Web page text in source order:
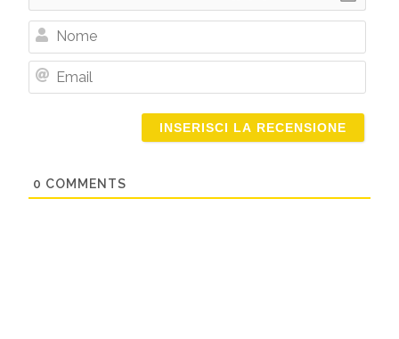
Nome
0 COMMENTS